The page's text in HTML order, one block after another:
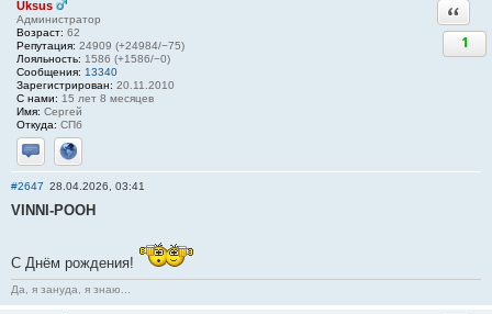
Uksus
Администратор
Возраст: 62
Репутация: 24909 (+24984/−75)
Лояльность: 1586 (+1586/−0)
Сообщения: 13340
Зарегистрирован: 20.11.2010
С нами: 15 лет 8 месяцев
Имя: Сергей
Откуда: СПб
Отправить личное сообщение
Сайт
1
#2647 28.04.2026, 03:41
VINNI-POOH
С Днём рождения!
Да, я зануда, я знаю...